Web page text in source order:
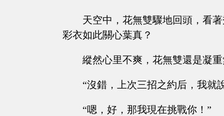
天空中，花無雙驟地回頭，看
彩衣如此關心葉真？
縱然心里不爽，花無雙還是凝
“沒錯，上次三招之約后，我就
“嗯，好，那我現在挑戰你！”